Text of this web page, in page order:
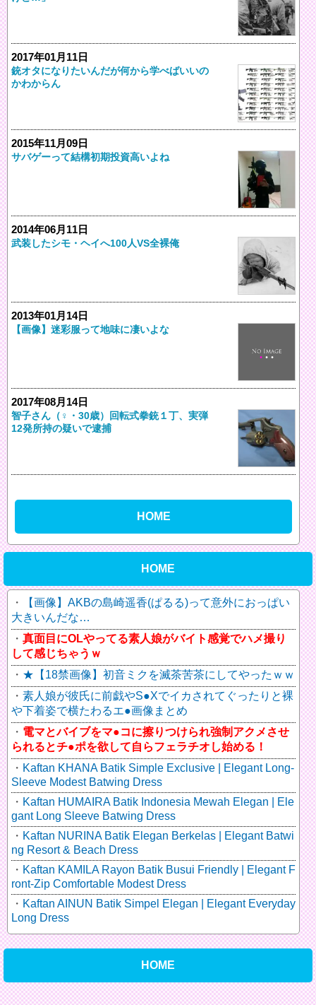
2017年01月11日
銃オタになりたいんだが何から学べばいいの
かわからん
2015年11月09日
サバゲーって結構初期投資高いよね
2014年06月11日
武装したシモ・ヘイへ100人VS全裸俺
2013年01月14日
【画像】迷彩服って地味に凄いよな
2017年08月14日
智子さん（♀・30歳）回転式拳銃１丁、実弾
12発所持の疑いで逮捕
HOME
HOME
【画像】AKBの島崎遥香(ぱるる)って意外におっぱい
大きいんだな…
真面目にOLやってる素人娘がバイト感覚でハメ撮り
して感じちゃうｗ
★【18禁画像】初音ミクを滅茶苦茶にしてやったｗｗ
素人娘が彼氏に前戯やS●Xでイカされてぐったりと裸
や下着姿で横たわるエ●画像まとめ
電マとバイブをマ●コに擦りつけられ強制アクメさせ
られるとチ●ポを欲して自らフェラチオし始める！
Kaftan KHANA Batik Simple Exclusive | Elegant Long-
Sleeve Modest Batwing Dress
Kaftan HUMAIRA Batik Indonesia Mewah Elegan | Ele
gant Long Sleeve Batwing Dress
Kaftan NURINA Batik Elegan Berkelas | Elegant Batwi
ng Resort & Beach Dress
Kaftan KAMILA Rayon Batik Busui Friendly | Elegant F
ront-Zip Comfortable Modest Dress
Kaftan AINUN Batik Simpel Elegan | Elegant Everyday
Long Dress
HOME